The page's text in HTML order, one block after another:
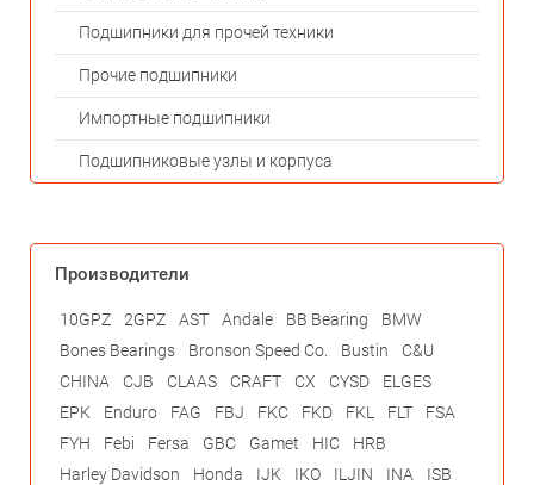
Подшипники для прочей техники
Прочие подшипники
Импортные подшипники
Подшипниковые узлы и корпуса
Производители
10GPZ 2GPZ AST Andale BB Bearing
BMW
Bones Bearings
Bronson Speed Co. Bustin
C&U
CHINA
CJB CLAAS CRAFT CX CYSD
ELGES
EPK
Enduro FAG FBJ FKC FKD FKL FLT
FSA
FYH
Febi Fersa GBC Gamet HIC
HRB
Harley Davidson
Honda IJK IKO ILJIN INA
ISB